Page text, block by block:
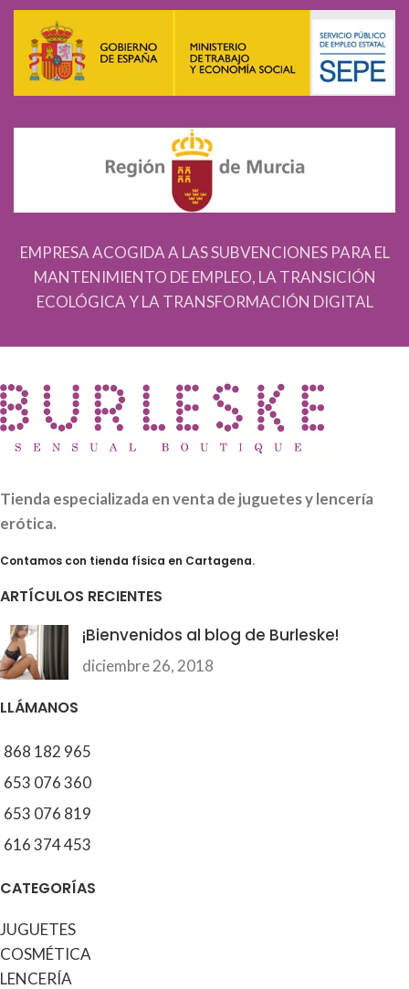
EMPRESA ACOGIDA A LAS SUBVENCIONES PARA EL
MANTENIMIENTO DE EMPLEO, LA TRANSICIÓN
ECOLÓGICA Y LA TRANSFORMACIÓN DIGITAL
Tienda especializada en venta de juguetes y lencería
erótica.
Contamos con tienda física en Cartagena.
ARTÍCULOS RECIENTES
¡Bienvenidos al blog de Burleske!
diciembre 26, 2018
LLÁMANOS
868 182 965
653 076 360
653 076 819
616 374 453
CATEGORÍAS
JUGUETES
COSMÉTICA
LENCERÍA